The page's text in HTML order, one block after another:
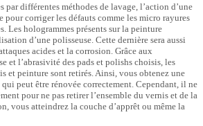
par différentes méthodes de lavage, l’action d’une
pour corriger les défauts comme les micro rayures
Les hologrammes présents sur la peinture
d’une polisseuse. Cette dernière sera aussi
acides et la corrosion. Grâce aux
et l’abrasivité des pads et polishs choisis, les
et peinture sont retirés. Ainsi, vous obtenez une
peut être rénovée correctement. Cependant, il ne
pour ne pas retirer l’ensemble du vernis et de la
vous atteindrez la couche d’apprêt ou même la